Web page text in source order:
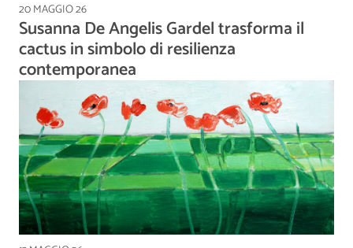
20 MAGGIO 26
Susanna De Angelis Gardel trasforma il
cactus in simbolo di resilienza
contemporanea